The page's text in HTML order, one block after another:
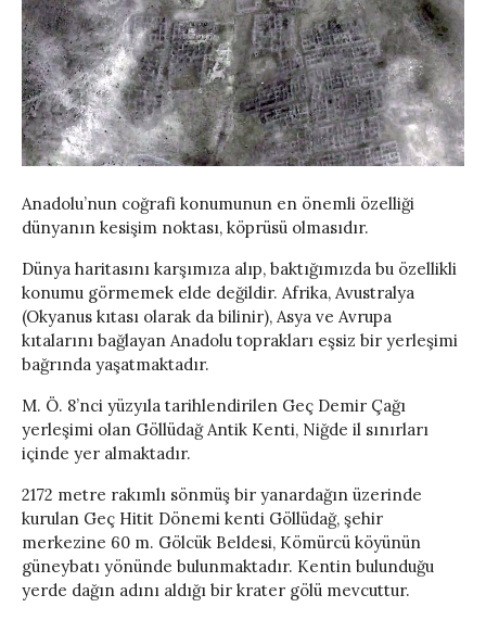
Anadolu’nun coğrafi konumunun en önemli özelliği
dünyanın kesişim noktası, köprüsü olmasıdır.
Dünya haritasını karşımıza alıp, baktığımızda bu özellikli
konumu görmemek elde değildir. Afrika, Avustralya
(Okyanus kıtası olarak da bilinir), Asya ve Avrupa
kıtalarını bağlayan Anadolu toprakları eşsiz bir yerleşimi
bağrında yaşatmaktadır.
M. Ö. 8’nci yüzyıla tarihlendirilen Geç Demir Çağı
yerleşimi olan Göllüdağ Antik Kenti, Niğde il sınırları
içinde yer almaktadır.
2172 metre rakımlı sönmüş bir yanardağın üzerinde
kurulan Geç Hitit Dönemi kenti Göllüdağ, şehir
merkezine 60 m. Gölcük Beldesi, Kömürcü köyünün
güneybatı yönünde bulunmaktadır. Kentin bulunduğu
yerde dağın adını aldığı bir krater gölü mevcuttur.